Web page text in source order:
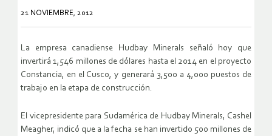
21 NOVIEMBRE, 2012
La empresa canadiense Hudbay Minerals señaló hoy que
invertirá 1,546 millones de dólares hasta el 2014 en el proyecto
Constancia, en el Cusco, y generará 3,500 a 4,000 puestos de
trabajo en la etapa de construcción.
El vicepresidente para Sudamérica de Hudbay Minerals, Cashel
Meagher, indicó que a la fecha se han invertido 500 millones de